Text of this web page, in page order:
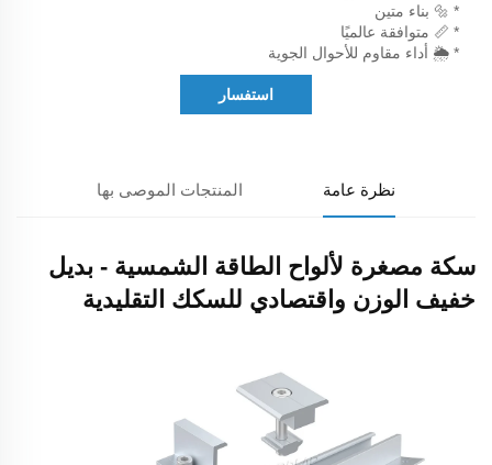
* 🔩 بناء متين
* 📏 متوافقة عالميًا
* 🌦️ أداء مقاوم للأحوال الجوية
استفسار
نظرة عامة المنتجات الموصى بها
سكة مصغرة لألواح الطاقة الشمسية - بديل
خفيف الوزن واقتصادي للسكك التقليدية